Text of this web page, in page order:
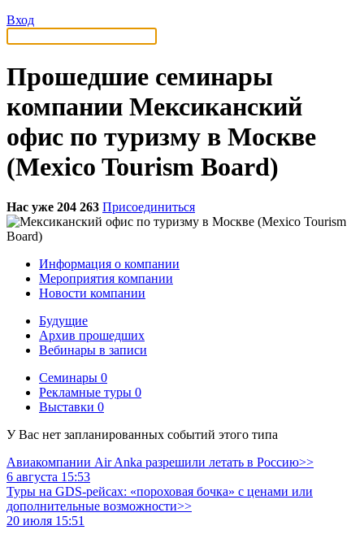
Вход
Прошедшие семинары
компании Мексиканский
офис по туризму в Москве
(Mexico Tourism Board)
Нас уже 204 263 Присоединиться
Информация о компании
Мероприятия компании
Новости компании
Будущие
Архив прошедших
Вебинары в записи
Семинары 0
Рекламные туры 0
Выставки 0
У Вас нет запланированных событий этого типа
Авиакомпании Air Anka разрешили летать в Россию>>
6 августа 15:53
Туры на GDS-рейсах: «пороховая бочка» с ценами или
дополнительные возможности>>
20 июля 15:51